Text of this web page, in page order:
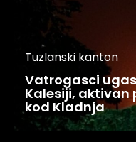
Tuzlanski kanton
Vatrogasci
Kalesiji, aktivan
kod Kladnja